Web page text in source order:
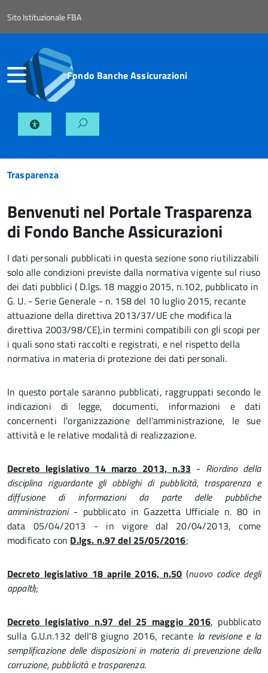
Sito Istituzionale FBA
Fondo Banche Assicurazioni
Trasparenza
Benvenuti nel Portale Trasparenza
di Fondo Banche Assicurazioni
I dati personali pubblicati in questa sezione sono riutilizzabili
solo alle condizioni previste dalla normativa vigente sul riuso
dei dati pubblici ( D.lgs. 18 maggio 2015, n.102, pubblicato in
G. U. - Serie Generale - n. 158 del 10 luglio 2015, recante
attuazione della direttiva 2013/37/UE che modifica la
direttiva 2003/98/CE),in termini compatibili con gli scopi per
i quali sono stati raccolti e registrati, e nel rispetto della
normativa in materia di protezione dei dati personali.
In questo portale saranno pubblicati, raggruppati secondo le
indicazioni di legge, documenti, informazioni e dati
concernenti l'organizzazione dell'amministrazione, le sue
attività e le relative modalità di realizzazione.
Decreto legislativo 14 marzo 2013, n.33 - Riordino della
disciplina riguardante gli obblighi di pubblicità, trasparenza e
diffusione di informazioni da parte delle pubbliche
amministrazioni- pubblicato in Gazzetta Ufficiale n. 80 in
data 05/04/2013 - in vigore dal 20/04/2013, come
modificato con D.lgs. n.97 del 25/05/2016;
Decreto legislativo 18 aprile 2016, n.50 (nuovo codice degli
appalti);
Decreto legislativo n.97 del 25 maggio 2016, pubblicato
sulla G.U.n.132 dell'8 giugno 2016, recante la revisione e la
semplificazione delle disposizioni in materia di prevenzione della
corruzione, pubblicità e trasparenza.